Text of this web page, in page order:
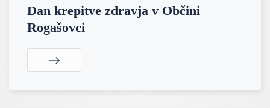
Dan krepitve zdravja v Občini
Rogašovci